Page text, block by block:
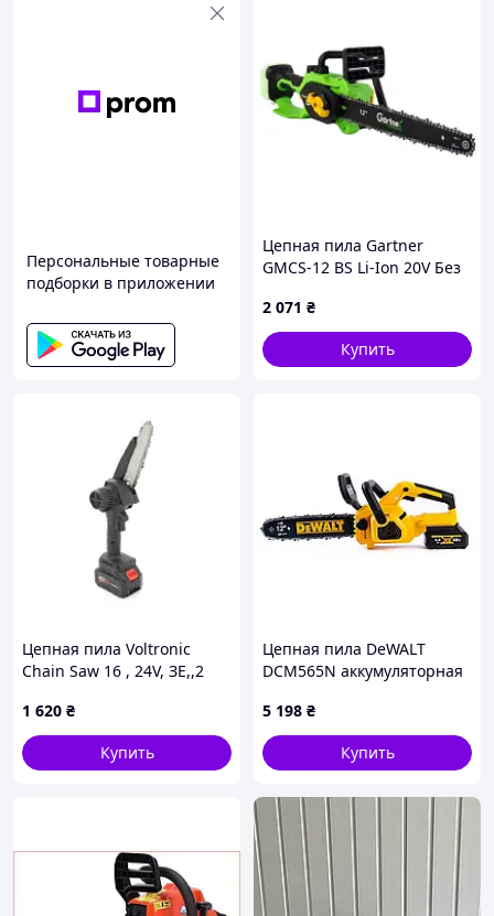
Персональные товарные
подборки в приложении
Цепная пила Gartner
GMCS-12 BS Li-Ion 20V Без
2 071 ₴
Купить
Цепная пила Voltronic
Chain Saw 16 , 24V, ЗE,,2
(U1163837_BR)
1 620 ₴
Купить
Цепная пила DeWALT
DCM565N аккумуляторная
5300 об мин для
профессионалов
5 198 ₴
Купить